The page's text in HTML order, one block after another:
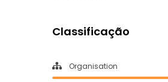
Classificação
Organisation